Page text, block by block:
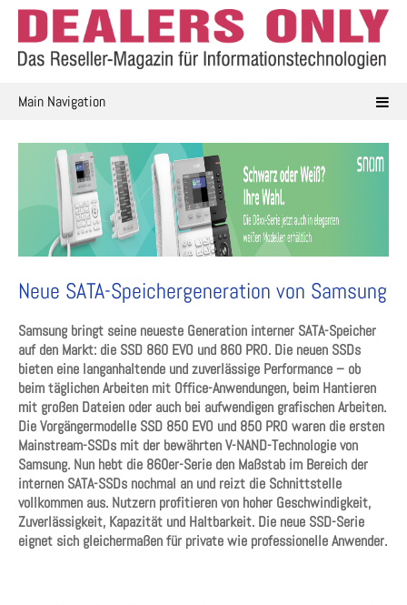
Skip
content
Main Navigation
Neue SATA-Speichergeneration von Samsung
Samsung bringt seine neueste Generation interner SATA-Speicher
auf den Markt: die SSD 860 EVO und 860 PRO. Die neuen SSDs
bieten eine langanhaltende und zuverlässige Performance – ob
beim täglichen Arbeiten mit Office-Anwendungen, beim Hantieren
mit großen Dateien oder auch bei aufwendigen grafischen Arbeiten.
Die Vorgängermodelle SSD 850 EVO und 850 PRO waren die ersten
Mainstream-SSDs mit der bewährten V-NAND-Technologie von
Samsung. Nun hebt die 860er-Serie den Maßstab im Bereich der
internen SATA-SSDs nochmal an und reizt die Schnittstelle
vollkommen aus. Nutzern profitieren von hoher Geschwindigkeit,
Zuverlässigkeit, Kapazität und Haltbarkeit. Die neue SSD-Serie
eignet sich gleichermaßen für private wie professionelle Anwender.